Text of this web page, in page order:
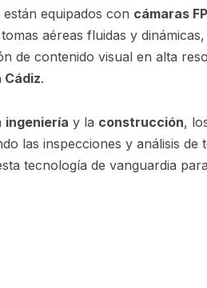
equipados con cámaras
aéreas fluidas y
de contenido visual en alta
Cádiz.
ingeniería y la construcción,
las inspecciones y análisis
tecnología de vanguardia